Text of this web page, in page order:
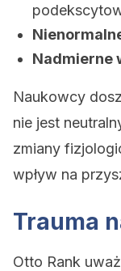
Nadmierne
Naukowcy
nie jest
zmiany
wpływ na
Trauma
Otto Rank